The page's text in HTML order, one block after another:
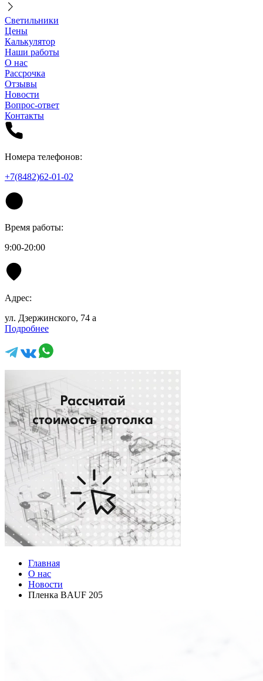
Светильники
Цены
Калькулятор
Наши работы
О нас
Рассрочка
Отзывы
Новости
Вопрос-ответ
Контакты
Номера телефонов:
+7(8482)62-01-02
Время работы:
9:00-20:00
Адрес:
ул. Дзержинского, 74 а
Подробнее
Главная
О нас
Новости
Пленка BAUF 205